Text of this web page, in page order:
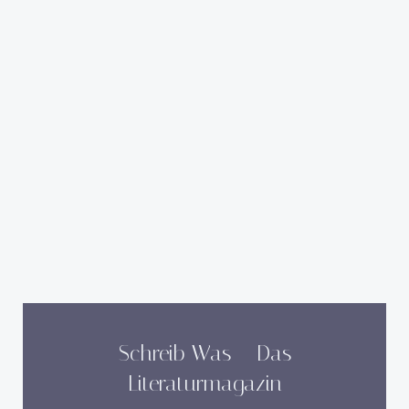
Schreib Was – Das
Literaturmagazin